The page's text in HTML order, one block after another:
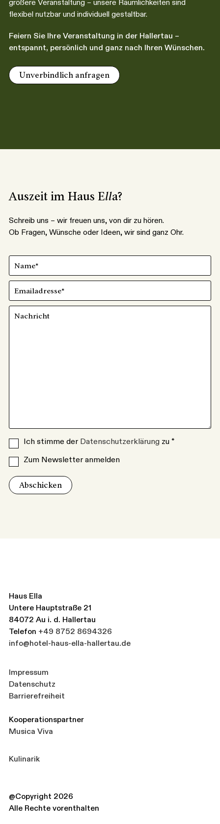
größere Veranstaltung – unsere Räumlichkeiten sind
flexibel nutzbar und individuell gestaltbar.
Feiern Sie Ihre Veranstaltung in der Hallertau –
entspannt, persönlich und ganz nach Ihren Wünschen.
Unverbindlich anfragen
Auszeit im Haus Ella?
Schreib uns – wir freuen uns, von dir zu hören.
Ob Fragen, Wünsche oder Ideen, wir sind ganz Ohr.
Ich stimme der Datenschutzerklärungzu *
Zum Newsletter anmelden
Haus Ella
Untere Hauptstraße 21
84072 Au i. d. Hallertau
Telefon +49 8752 8694326
info@hotel-haus-ella-hallertau.de
Impressum
Datenschutz
Barrierefreiheit
Kooperationspartner
Musica Viva
Kulinarik
@Copyright 2026
Alle Rechte vorenthalten